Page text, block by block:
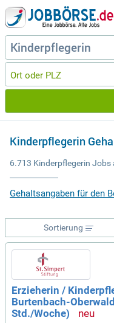
Kinderpflegerin
6.713 Kinderpflegerin
Gehaltsangaben für den
Sortierung
Erzieherin /
Burtenbach-
Std./Woche)